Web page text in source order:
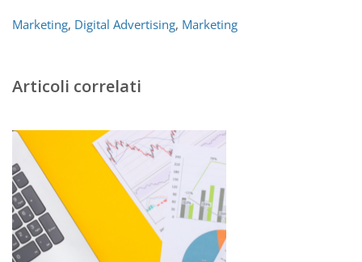
Marketing, Digital Advertising, Marketing
Articoli correlati